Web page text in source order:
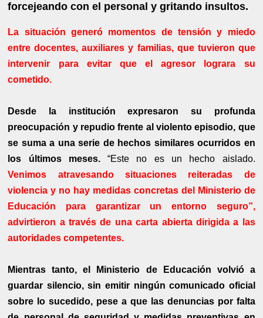
forcejeando con el personal y gritando insultos.
La situación generó momentos de tensión y miedo
entre docentes, auxiliares y familias, que tuvieron que
intervenir para evitar que el agresor lograra su
cometido.
Desde la institución expresaron su profunda
preocupación y repudio frente al violento episodio, que
se suma a una serie de hechos similares ocurridos en
los últimos meses.“Este no es un hecho aislado.
Venimos atravesando situaciones reiteradas de
violencia y no hay medidas concretas del Ministerio de
Educación para garantizar un entorno seguro”,
advirtieron a través de una carta abierta dirigida a las
autoridades competentes.
Mientras tanto, el Ministerio de Educación volvió a
guardar silencio, sin emitir ningún comunicado oficial
sobre lo sucedido, pese a que las denuncias por falta